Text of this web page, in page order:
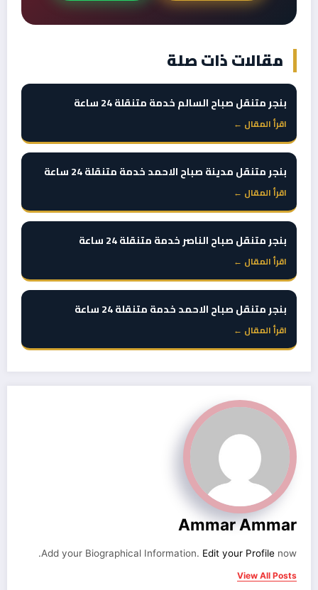
مقالات ذات صلة
بنجر متنقل صباح السالم خدمة متنقلة 24 ساعة
اقرأ المقال ←
بنجر متنقل مدينة صباح الاحمد خدمة متنقلة 24 ساعة
اقرأ المقال ←
بنجر متنقل صباح الناصر خدمة متنقلة 24 ساعة
اقرأ المقال ←
بنجر متنقل صباح الاحمد خدمة متنقلة 24 ساعة
اقرأ المقال ←
Ammar Ammar
Add your Biographical Information. Edit your Profile now.
View All Posts